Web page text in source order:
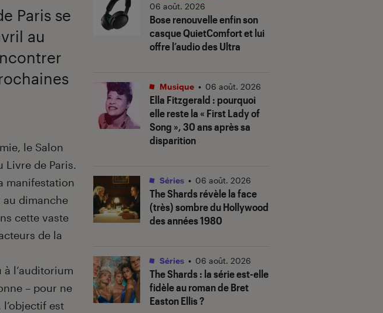
Paris se
au
le Salon
Livre de Paris.
manifestation
au dimanche
cette vaste
de la
l’auditorium
– pour ne
est
Bose renouvelle enfin son
casque QuietComfort et lui
offre l’audio des Ultra
06 août. 2026
Ella Fitzgerald : pourquoi
elle reste la « First Lady of
Song », 30 ans après sa
disparition
Musique • 06 août. 2026
The Shardsrévèle la face
(très) sombre du Hollywood
des années 1980
Séries • 06 août. 2026
The Shards: la série est-elle
fidèle au roman de Bret
Easton Ellis ?
Séries • 06 août. 2026